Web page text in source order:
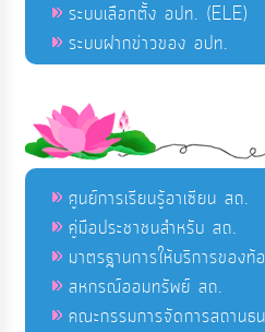
ระบบเลือกตั้ง อปท. (ELE)
ระบบฝากข่าวของ อปท.
ศูนย์การเรียนรู้อาเซียน สถ.
คู่มือประชาชนสำหรับ สถ.
มาตรฐานการให้บริการของท้
สหกรณ์ออมทรัพย์ สถ.
คณะกรรมการจัดการสถานธ